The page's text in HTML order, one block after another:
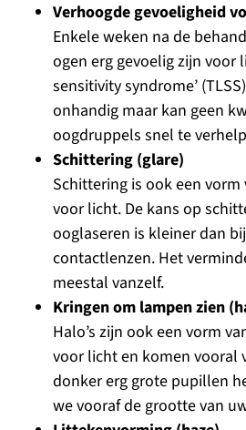
Verhoogde gevoeligheid
Enkele weken na de
ogen erg gevoelig zijn voor
sensitivity syndrome’
onhandig maar kan geen
oogdruppels snel te
Schittering (glare)
Schittering is ook een
voor licht. De kans op
ooglaseren is kleiner dan
contactlenzen. Het
meestal vanzelf.
Kringen om lampen zien
Halo’s zijn ook een vorm
voor licht en komen vooral
donker erg grote pupillen
we vooraf de grootte van